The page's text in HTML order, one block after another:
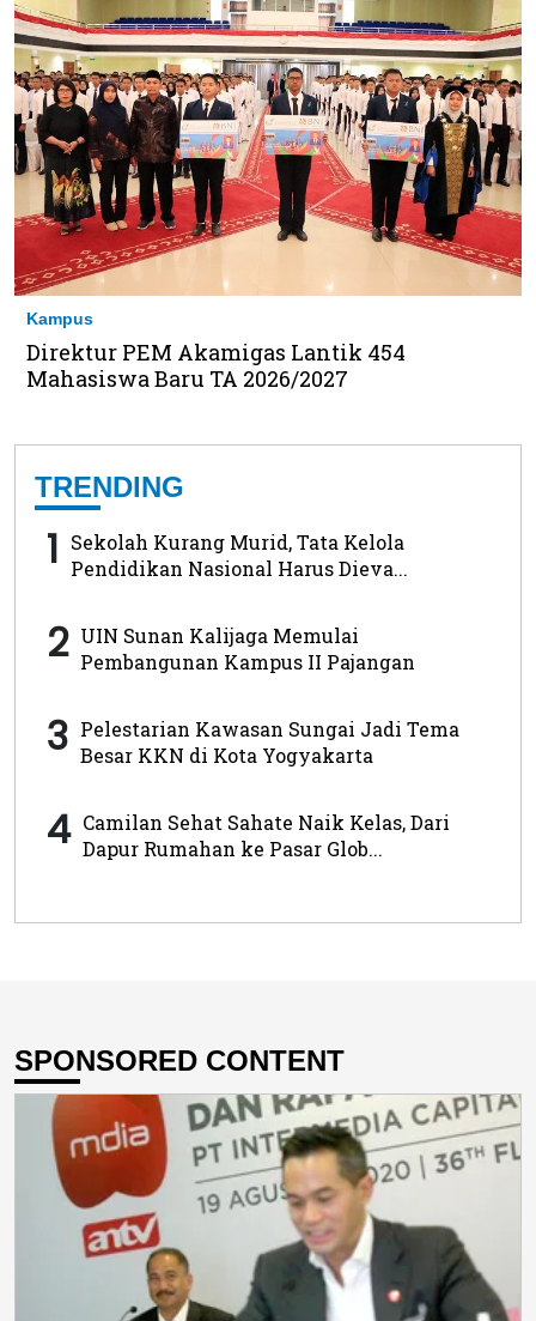
Kampus
Direktur PEM Akamigas Lantik 454
Mahasiswa Baru TA 2026/2027
TRENDING
1 Sekolah Kurang Murid, Tata Kelola
Pendidikan Nasional Harus Dieva...
2 UIN Sunan Kalijaga Memulai
Pembangunan Kampus II Pajangan
3 Pelestarian Kawasan Sungai Jadi Tema
Besar KKN di Kota Yogyakarta
4 Camilan Sehat Sahate Naik Kelas, Dari
Dapur Rumahan ke Pasar Glob...
SPONSORED CONTENT